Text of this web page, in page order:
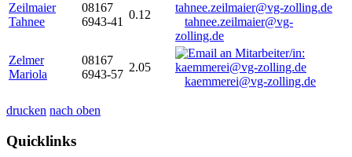
Zeilmaier
Tahnee
08167
6943-41
0.12
tahnee.zeilmaier@vg-
zolling.de
Zelmer
Mariola
08167
6943-57
2.05
kaemmerei@vg-zolling.de
drucken nach oben
Quicklinks